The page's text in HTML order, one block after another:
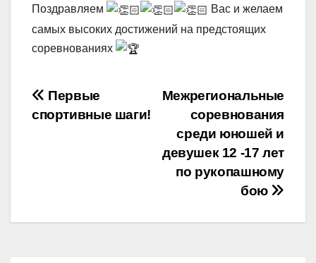
Поздравляем
Вас и желаем
самых высоких достижений на предстоящих
соревнованиях
Навигация
по
Межрегиональные
соревнования
среди юношей и
девушек 12 -17 лет
по рукопашному
бою
Первые
спортивные шаги!